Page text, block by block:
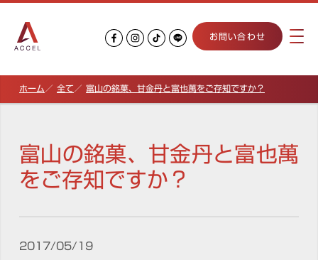
お問い合わせ
ホーム 全て 富山の銘菓、甘金丹と富也萬をご存知ですか？
富山の銘菓、甘金丹と富也萬
をご存知ですか？
2017/05/19